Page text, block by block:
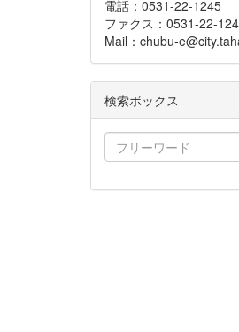
電話：0531-22-1245
ファクス：0531-22-
Mail：chubu-
検索ボックス